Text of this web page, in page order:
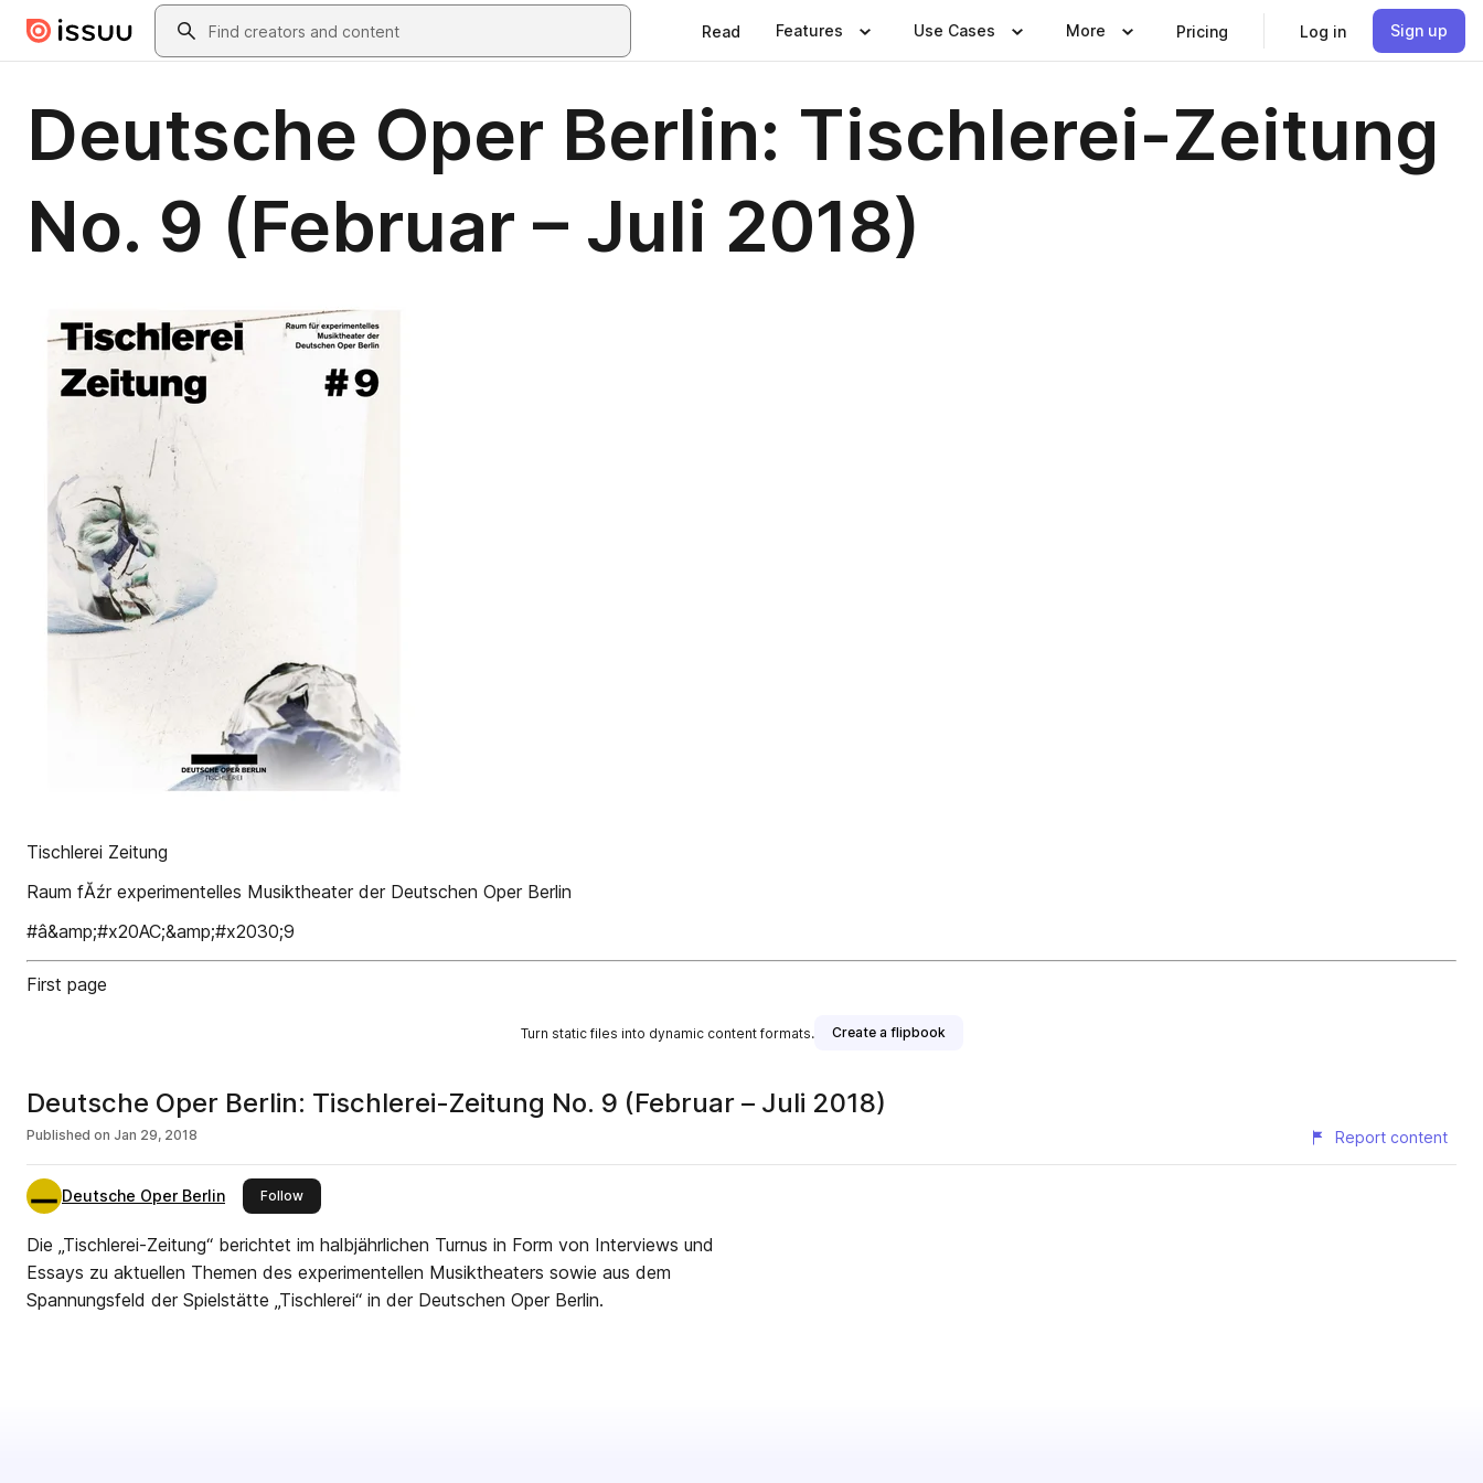
Skip to main contentSearch
Read Features Use Cases More Pricing Log in Sign up
Deutsche Oper Berlin: Tischlerei-Zeitung
No. 9 (Februar – Juli 2018)
Tischlerei Zeitung
Raum fĂźr experimentelles Musiktheater der Deutschen Oper Berlin
#â&amp;#x20AC;&amp;#x2030;9
First page
Turn static files into dynamic content formats. Create a flipbook
Deutsche Oper Berlin: Tischlerei-Zeitung No. 9 (Februar – Juli 2018)
Published on Jan 29, 2018 Report content
Deutsche Oper Berlin Followthis publisher
Die „Tischlerei-Zeitung“ berichtet im halbjährlichen Turnus in Form von Interviews und
Essays zu aktuellen Themen des experimentellen Musiktheaters sowie aus dem
Spannungsfeld der Spielstätte „Tischlerei“ in der Deutschen Oper Berlin.